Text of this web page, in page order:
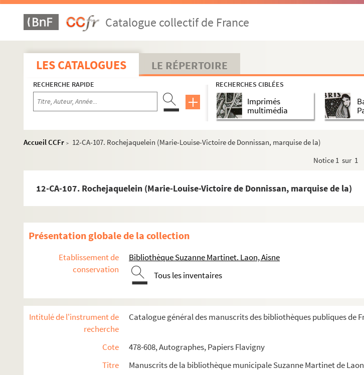
Catalogue collectif de France
LES CATALOGUES LE RÉPERTOIRE
RECHERCHE RAPIDE RECHERCHES CIBLÉES
Imprimés
multimédia
Accueil CCFr >
12-CA-107. Rochejaquelein (Marie-Louise-Victoire de Donnissan, marquise de la)
Notice 1 sur 1
12-CA-107. Rochejaquelein (Marie-Louise-Victoire de Donnissan, marquise de la)
Présentation globale de la collection
Etablissement de
conservation
Bibliothèque Suzanne Martinet. Laon, Aisne
Tous les inventaires
Intitulé de l'instrument de
recherche
Catalogue général des manuscrits des bibliothèques publiques de
Cote
478-608, Autographes, Papiers Flavigny
Titre
Manuscrits de la bibliothèque municipale Suzanne Martinet de
12-CA-84. Lenormand (Marie-Anne-Adélaïde), diseuse de bonne aventure
12-CA-85. Lesser (de). Voir Creuzé
12-CA-86. Liancourt (François-Alexandre-Frédéric de La Rochefoucauld, duc de)
12-CA-87. Louis (Antoine), chirurgien
12-CA-88. Luynes (Guyonne-Élisabeth-Joseph de Montmorency-Laval, duchesse de)
12-CA-89. Mallet-Dupan (Jacques), publiciste
12-CA-94. Monnier (Conseiller d'Etat, célèbre jurisconsulte)
12-CA-97. Narbonne (la duchesse de)
12-CA-99. Ney (la maréchale)
12-CA-100. Nivernais (Louis-Jules-Barbon Mancini-Mazarini, duc de), diplomate
12-CA-100 ter. Polignac (la duchesse de)
12-CA-100 quater. Pongerville (J.-B.-Aimé Sanson de), de l'Académie française
12-CA-101. Porter (sir Robert Ker), peintre et littérateur anglais
12-CA-102. Racine